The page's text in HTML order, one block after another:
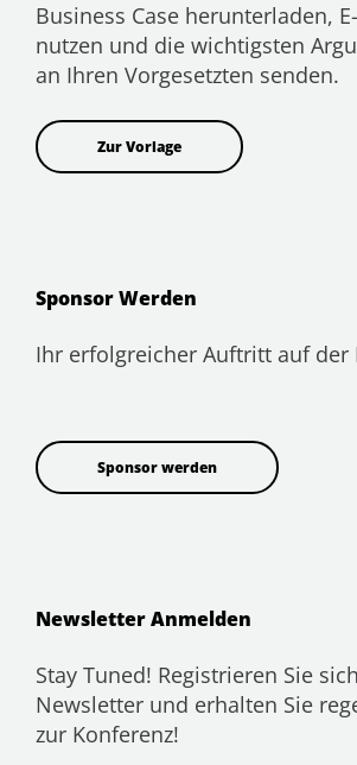
Business Case herunterladen,
nutzen und die wichtigsten
an Ihren Vorgesetzten senden.
Zur Vorlage
Sponsor Werden
Ihr erfolgreicher Auftritt auf der
Sponsor werden
Newsletter Anmelden
Stay Tuned! Registrieren Sie
Newsletter und erhalten Sie
zur Konferenz!